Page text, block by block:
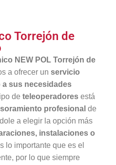
Torrejón de
NEW POL Torrejón de
a ofrecer un servicio
sus necesidades
de teleoperadores está
profesional de
a elegir la opción más
instalaciones o
lo importante que es el
por lo que siempre